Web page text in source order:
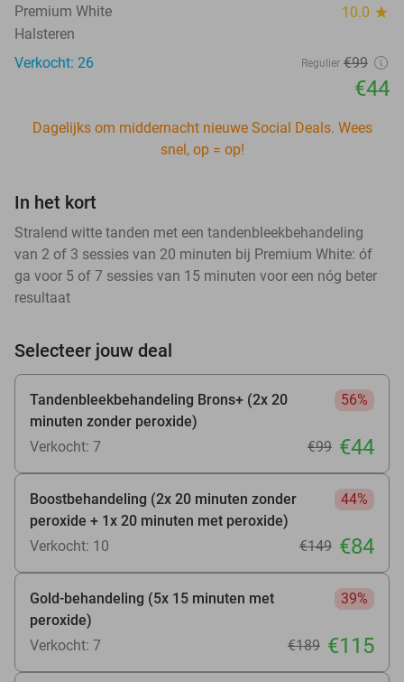
Premium White 10.0 star
Halsteren
Verkocht: 26
Regulier €99
€44
Dagelijks om middernacht nieuwe Social Deals. Wees
snel, op = op!
In het kort
Stralend witte tanden met een tandenbleekbehandeling
van 2 of 3 sessies van 20 minuten bij Premium White: óf
ga voor 5 of 7 sessies van 15 minuten voor een nóg beter
resultaat
Selecteer jouw deal
Tandenbleekbehandeling Brons+ (2x 20
minuten zonder peroxide)
56%
Verkocht: 7 €99 €44
Boostbehandeling (2x 20 minuten zonder
peroxide + 1x 20 minuten met peroxide)
44%
Verkocht: 10 €149 €84
Gold-behandeling (5x 15 minuten met
peroxide)
39%
Verkocht: 7 €189 €115